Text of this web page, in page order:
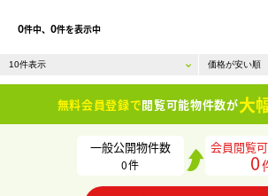
0件中、 0件を表示中
無料会員登録で閲覧可能物件数が大
一般公開物件数
0件
会員閲覧
0